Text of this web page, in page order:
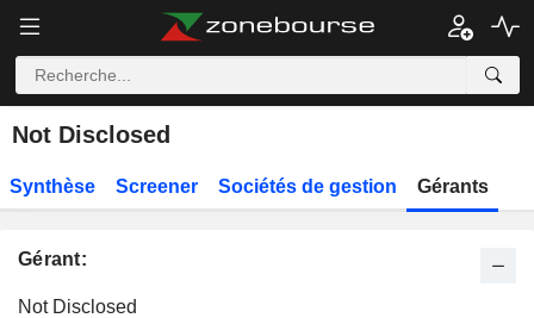
Not Disclosed
Synthèse Screener Sociétés de gestion Gérants
Gérant:
Not Disclosed